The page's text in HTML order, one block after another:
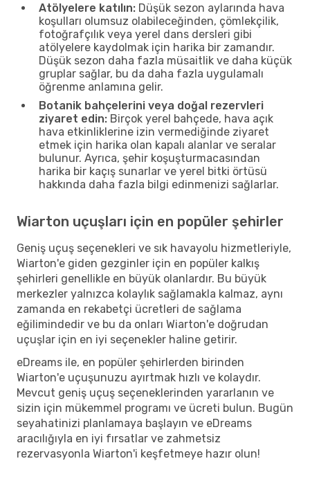
Atölyelere katılın: Düşük sezon aylarında hava
koşulları olumsuz olabileceğinden, çömlekçilik,
fotoğrafçılık veya yerel dans dersleri gibi
atölyelere kaydolmak için harika bir zamandır.
Düşük sezon daha fazla müsaitlik ve daha küçük
gruplar sağlar, bu da daha fazla uygulamalı
öğrenme anlamına gelir.
Botanik bahçelerini veya doğal rezervleri
ziyaret edin: Birçok yerel bahçede, hava açık
hava etkinliklerine izin vermediğinde ziyaret
etmek için harika olan kapalı alanlar ve seralar
bulunur. Ayrıca, şehir koşuşturmacasından
harika bir kaçış sunarlar ve yerel bitki örtüsü
hakkında daha fazla bilgi edinmenizi sağlarlar.
Wiarton uçuşları için en popüler şehirler
Geniş uçuş seçenekleri ve sık havayolu hizmetleriyle,
Wiarton'e giden gezginler için en popüler kalkış
şehirleri genellikle en büyük olanlardır. Bu büyük
merkezler yalnızca kolaylık sağlamakla kalmaz, aynı
zamanda en rekabetçi ücretleri de sağlama
eğilimindedir ve bu da onları Wiarton'e doğrudan
uçuşlar için en iyi seçenekler haline getirir.
eDreams ile, en popüler şehirlerden birinden
Wiarton'e uçuşunuzu ayırtmak hızlı ve kolaydır.
Mevcut geniş uçuş seçeneklerinden yararlanın ve
sizin için mükemmel programı ve ücreti bulun. Bugün
seyahatinizi planlamaya başlayın ve eDreams
aracılığıyla en iyi fırsatlar ve zahmetsiz
rezervasyonla Wiarton'i keşfetmeye hazır olun!